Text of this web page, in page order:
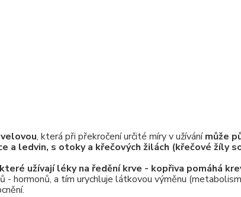
, která při překročení určité míry v užívánímůže
a ledvin, s otoky a křečových žilách (křečové žíly
užívají léky na ředění krve - kopřiva pomáhá
- hormonů, a tím urychluje látkovou výměnu